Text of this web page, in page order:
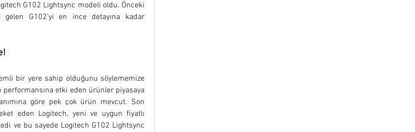
G102 Lightsync modeli oldu. Önceki
G102'yi en ince detayına kadar
bir yere sahip olduğunu söylememize
performansına etki eden ürünler piyasaya
göre pek çok ürün mevcut. Son
eden Logitech, yeni ve uygun fiyatlı
ve bu sayede Logitech G102 Lightsync